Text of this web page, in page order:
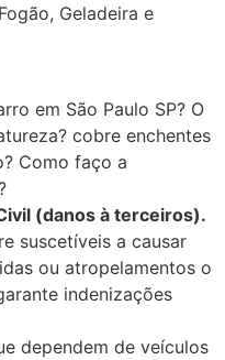
Geladeira e
em São Paulo SP? O
cobre enchentes
Como faço a
(danos à terceiros).
suscetíveis a causar
ou atropelamentos o
indenizações
dependem de veículos